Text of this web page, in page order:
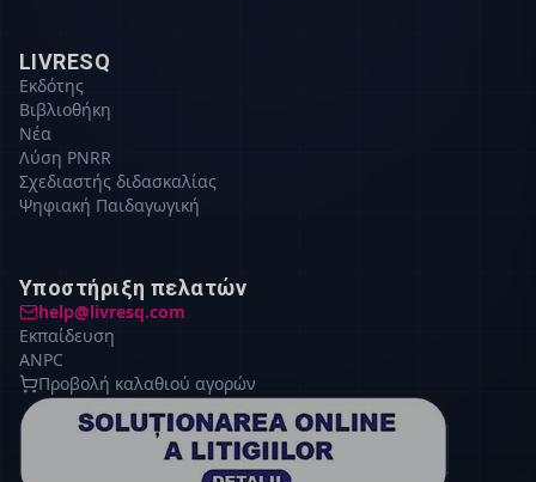
LIVRESQ
Εκδότης
Βιβλιοθήκη
Νέα
Λύση PNRR
Σχεδιαστής διδασκαλίας
Ψηφιακή Παιδαγωγική
Υποστήριξη πελατών
help@livresq.com
Εκπαίδευση
ANPC
Προβολή καλαθιού αγορών